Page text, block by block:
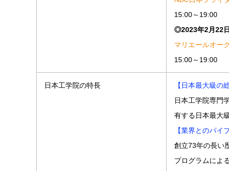
15:00～19:00
◎2023年2月22日
マリエールオー
15:00～19:00
日本工学院の特長
【日本最大級の
日本工学院専門
有する日本最大
【業界とのパイ
創立73年の長い
プログラムによ